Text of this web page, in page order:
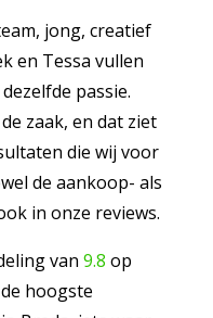
jong, creatief
en Tessa vullen
passie.
zaak, en dat ziet
die wij voor
de aankoop- als
in onze reviews.
van 9.8 op
hoogste